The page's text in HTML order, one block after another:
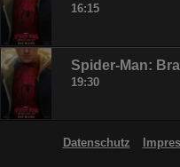
16:15
Spider-Man:
19:30
Datenschutz